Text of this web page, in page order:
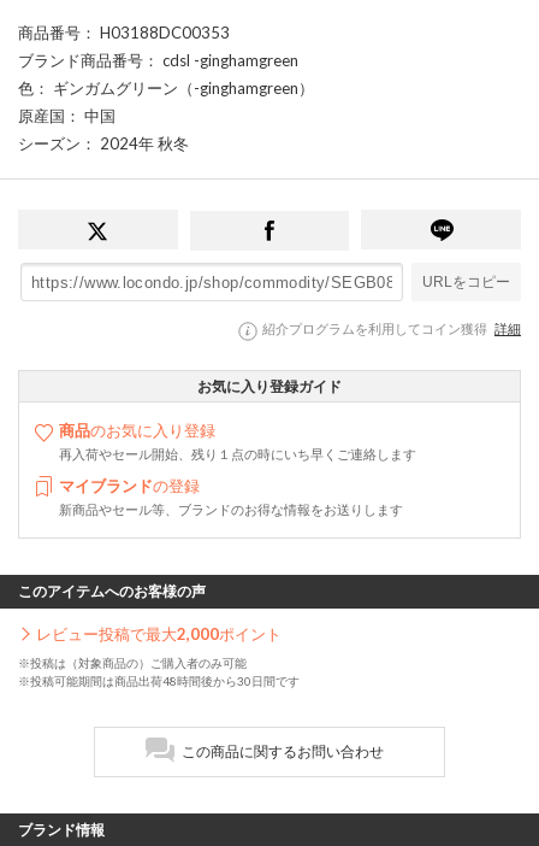
商品番号 ： H03188DC00353
ブランド商品番号 ： cdsl -ginghamgreen
色 ： ギンガムグリーン（-ginghamgreen）
原産国 ： 中国
シーズン ： 2024年 秋冬
URLをコピー
紹介プログラムを利用してコイン獲得 詳細
お気に入り登録ガイド
商品のお気に入り登録
再入荷やセール開始、残り１点の時にいち早くご連絡します
マイブランドの登録
新商品やセール等、ブランドのお得な情報をお送りします
このアイテムへのお客様の声
レビュー投稿で最大2,000ポイント
※投稿は（対象商品の）ご購入者のみ可能
※投稿可能期間は商品出荷48時間後から30日間です
この商品に関するお問い合わせ
ブランド情報